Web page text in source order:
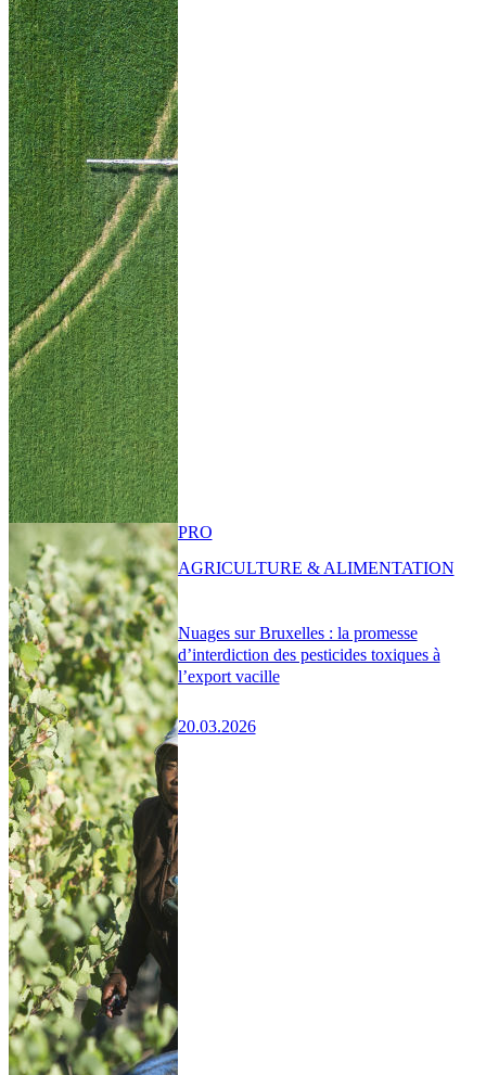
Nuages sur Bruxelles : la promesse
d’interdiction des pesticides toxiques à
l’export vacille
20.03.2026
PRO
AGRICULTURE & ALIMENTATION